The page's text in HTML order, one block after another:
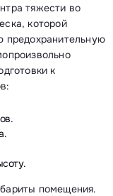
тяжести во
которой
предохранительную
к
помещения.